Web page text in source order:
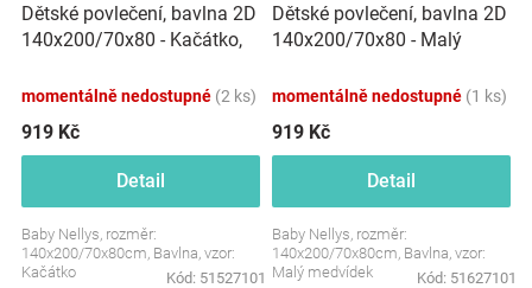
Dětské povlečení, bavlna 2D
140x200/70x80 - Kačátko,
momentálně nedostupné (2 ks)
919 Kč
Detail
Baby Nellys, rozměr:
140x200/70x80cm, Bavlna, vzor:
Kačátko
Kód: 51527101
Dětské povlečení, bavlna 2D
140x200/70x80 - Malý
momentálně nedostupné (1 ks)
919 Kč
Detail
Baby Nellys, rozměr:
140x200/70x80cm, Bavlna, vzor:
Malý medvídek
Kód: 51627101